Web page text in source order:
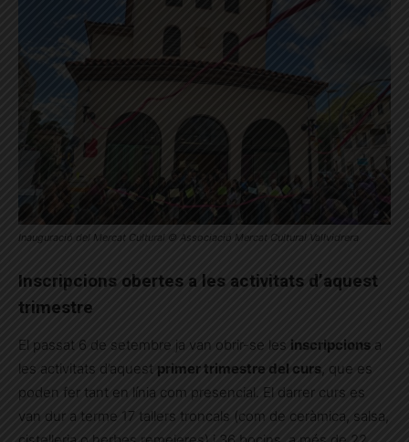
Inauguració del Mercat Cultural © Associació Mercat Cultural Vallvidrera
Inscripcions obertes a les activitats d’aquest
trimestre
El passat 6 de setembre ja van obrir-se les inscripcions a
les activitats d’aquest primer trimestre del curs , que es
poden fer tant en línia com presencial. El darrer curs es
van dur a terme 17 tallers troncals (com de ceràmica, salsa,